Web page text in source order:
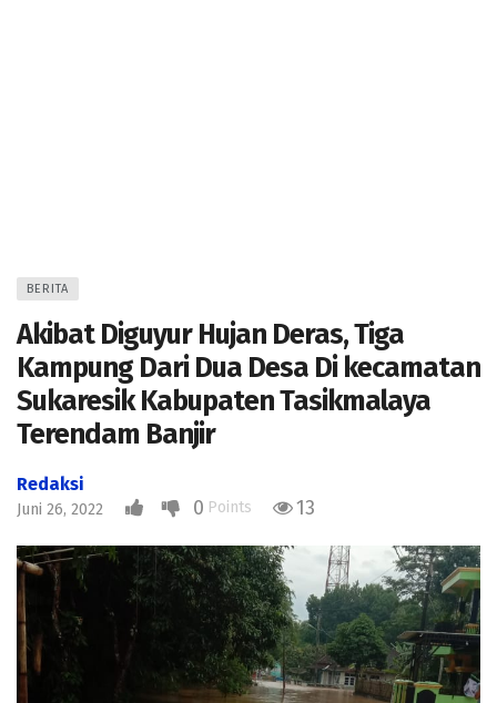
BERITA
Akibat Diguyur Hujan Deras, Tiga
Kampung Dari Dua Desa Di kecamatan
Sukaresik Kabupaten Tasikmalaya
Terendam Banjir
Redaksi
Juni 26, 2022 0 Points 13